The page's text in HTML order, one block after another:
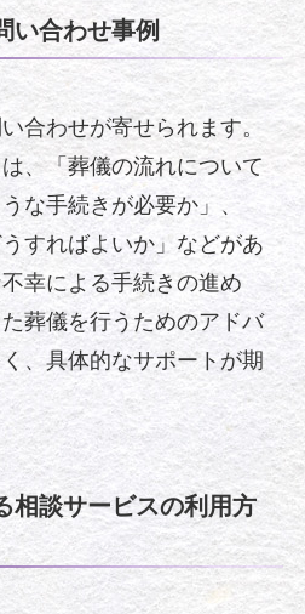
い合わせ事例
合わせが寄せられます。
、「葬儀の流れについて
な手続きが必要か」、
すればよいか」などがあ
幸による手続きの進め
葬儀を行うためのアドバ
、具体的なサポートが期
相談サービスの利用方